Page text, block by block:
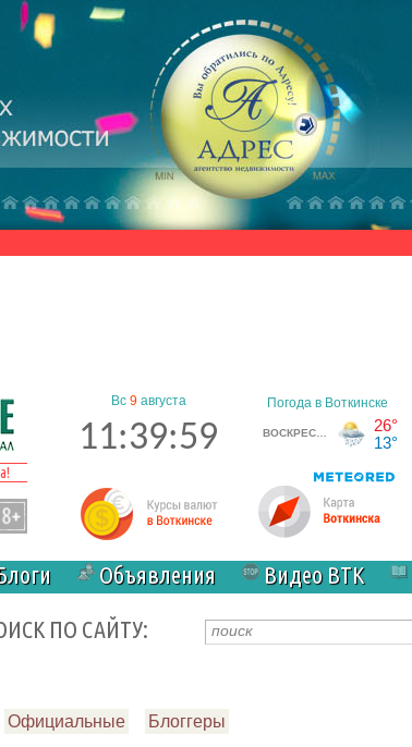
Вс 9августа
11:40:00
Объявления Видео ВТК
ПО САЙТУ:
Официальные Блоггеры